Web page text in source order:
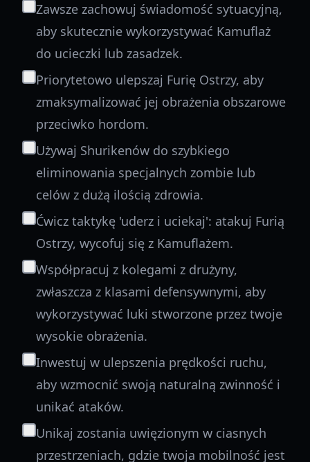
Zawsze zachowuj świadomość sytuacyjną,
aby skutecznie wykorzystywać Kamuflaż
do ucieczki lub zasadzek.
Priorytetowo ulepszaj Furię Ostrzy, aby
zmaksymalizować jej obrażenia obszarowe
przeciwko hordom.
Używaj Shurikenów do szybkiego
eliminowania specjalnych zombie lub
celów z dużą ilością zdrowia.
Ćwicz taktykę 'uderz i uciekaj': atakuj Furią
Ostrzy, wycofuj się z Kamuflażem.
Współpracuj z kolegami z drużyny,
zwłaszcza z klasami defensywnymi, aby
wykorzystywać luki stworzone przez twoje
wysokie obrażenia.
Inwestuj w ulepszenia prędkości ruchu,
aby wzmocnić swoją naturalną zwinność i
unikać ataków.
Unikaj zostania uwięzionym w ciasnych
przestrzeniach, gdzie twoja mobilność jest